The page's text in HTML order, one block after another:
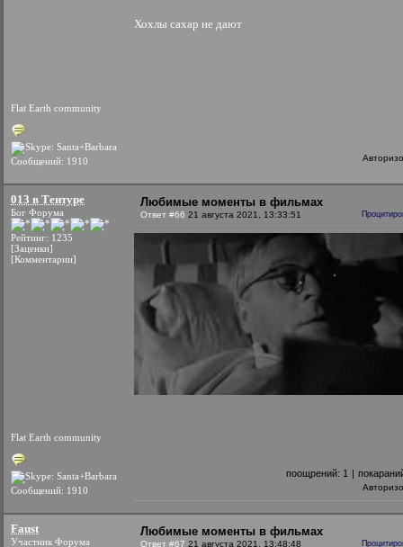
Flat Earth community
Сообщений: 1910
Хохлы сахар не дают
013 в Тентуре
Бог Форума
Рейтинг: 1235
[Заценки]
[Комментарии]
Flat Earth community
Сообщений: 1910
Любимые моменты в фильмах
Ответ #66 21 августа 2021, 13:33:51
поощрений: 1 |
Faust
Участник Форума
Любимые моменты в фильмах
Ответ #67 21 августа 2021, 13:48:48